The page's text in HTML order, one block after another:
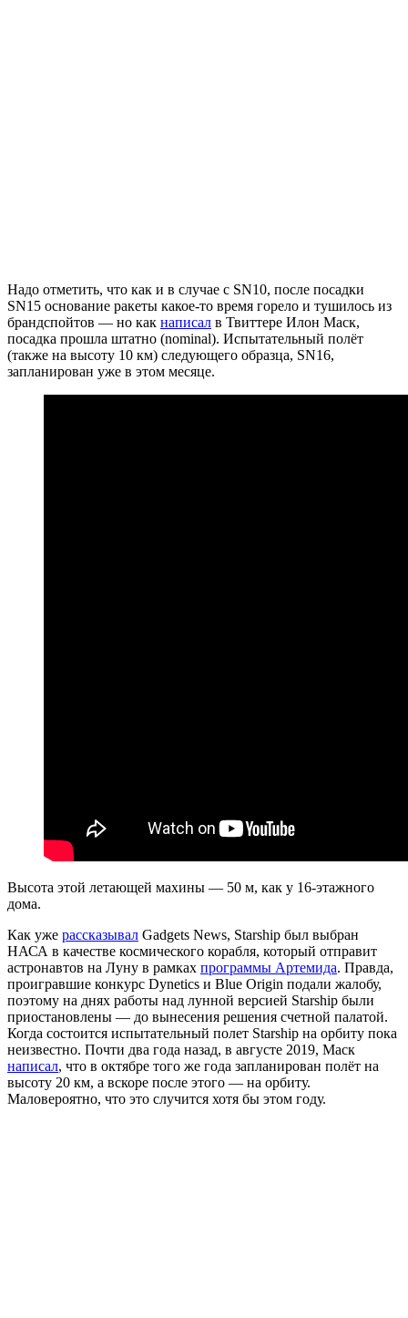
Надо отметить, что как и в случае с SN10, после посадки
SN15 основание ракеты какое-то время горело и тушилось из
брандспойтов — но как написал в Твиттере Илон Маск,
посадка прошла штатно (nominal). Испытательный полёт
(также на высоту 10 км) следующего образца, SN16,
запланирован уже в этом месяце.
Высота этой летающей махины — 50 м, как у 16-этажного
дома.
Как уже рассказывал Gadgets News, Starship был выбран
НАСА в качестве космического корабля, который отправит
астронавтов на Луну в рамках программы Артемида. Правда,
проигравшие конкурс Dynetics и Blue Origin подали жалобу,
поэтому на днях работы над лунной версией Starship были
приостановлены — до вынесения решения счетной палатой.
Когда состоится испытательный полет Starship на орбиту пока
неизвестно. Почти два года назад, в августе 2019, Маск
написал, что в октябре того же года запланирован полёт на
высоту 20 км, а вскоре после этого — на орбиту.
Маловероятно, что это случится хотя бы этом году.